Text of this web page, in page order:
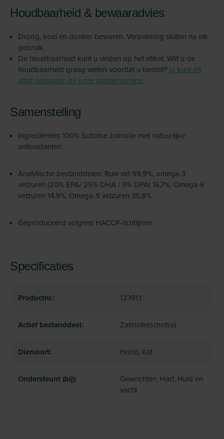
Houdbaarheid & bewaaradvies
Droog, koel en donker bewaren. Verpakking sluiten na elk
gebruik.
De houdbaarheid kunt u vinden op het etiket. Wilt u de
houdbaarheid graag weten voordat u bestelt? U kunt dit
altijd opvragen bij onze klantenservice.
Samenstelling
Ingrediënten: 100% Schotse zalmolie met natuurlijke
antioxidanten.
Analytische bestanddelen: Ruw vet 99,9%, omega-3
vetzuren (20% EPA/ 25% DHA / 9% DPA) 16,7%, Omega-6
vetzuren 14,9%, Omega-9 vetzuren 35,8%.
Geproduceerd volgens HACCP-richtlijnen.
Specificaties
Productnr.: 12391.1
Actief bestanddeel: Zalmolie(schotse)
Diersoort: Hond, Kat
Ondersteunt (bij):
Gewrichten, Hart, Huid en
vacht